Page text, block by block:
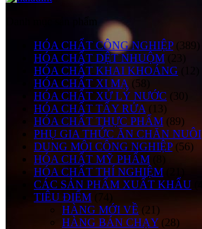
HÓA CHẤT CÔNG NGHIỆP (389)
HÓA CHẤT DỆT NHUỘM (23)
HÓA CHẤT KHAI KHOÁNG
HÓA CHẤT XI MẠ (58)
HÓA CHẤT XỬ LÝ NƯỚC (30)
HÓA CHẤT TẨY RỬA (13)
HÓA CHẤT THỰC PHẨM (89)
PHỤ GIA THỨC ĂN CHĂN NUÔI
DUNG MÔI CÔNG NGHIỆP (56)
HÓA CHẤT MỸ PHẨM
(8)
HÓA CHẤT THÍ NGHIỆM
CÁC SẢN PHẨM XUẤT KHẨU
TIÊU ĐIỂM
(74)
HÀNG MỚI VỀ (21)
HÀNG BÁN CHẠY (28)